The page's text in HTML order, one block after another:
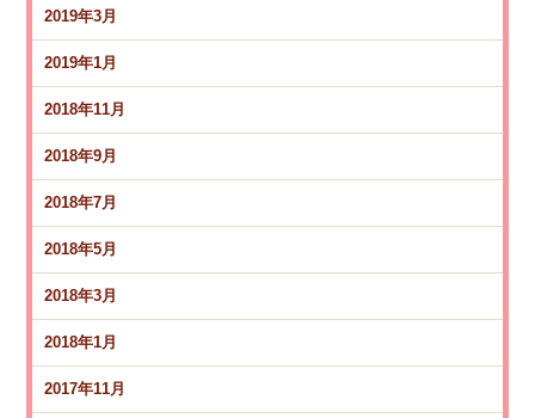
2019年3月
2019年1月
2018年11月
2018年9月
2018年7月
2018年5月
2018年3月
2018年1月
2017年11月